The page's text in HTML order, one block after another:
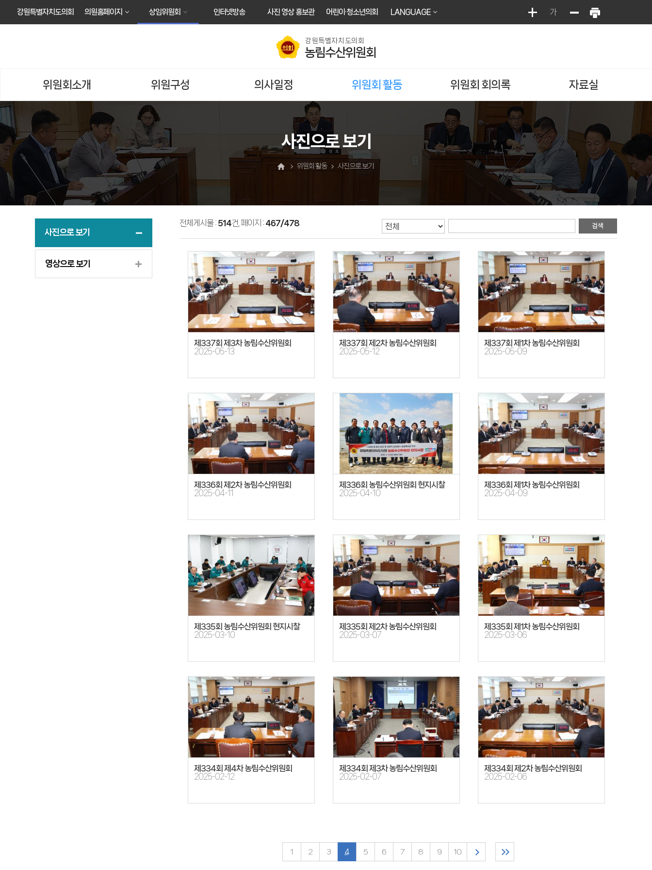
강원특별자치도의회 의원홈페이지 상임위원회 인터넷방송 사진 영상 홍보관 어린이·청소년의회 LANGUAGE 가
강원특별자치도의회
농림수산위원회
위원회소개 위원구성 의사일정 위원회 활동 위원회 회의록 자료실
사진으로 보기
위원회 활동 사진으로 보기
사진으로 보기
영상으로 보기
전체게시물 : 514건, 페이지 : 467/478
제337회 제3차 농림수산위원회
2025-05-13
제337회 제2차 농림수산위원회
2025-05-12
제337회 제1차 농림수산위원회
2025-05-09
제336회 제2차 농림수산위원회
2025-04-11
제336회 농림수산위원회 현지시찰
2025-04-10
제336회 제1차 농림수산위원회
2025-04-09
제335회 농림수산위원회 현지시찰
2025-03-10
제335회 제2차 농림수산위원회
2025-03-07
제335회 제1차 농림수산위원회
2025-03-06
제334회 제4차 농림수산위원회
2025-02-12
제334회 제3차 농림수산위원회
2025-02-07
제334회 제2차 농림수산위원회
2025-02-06
1 2 3 4 5 6 7 8 9 10